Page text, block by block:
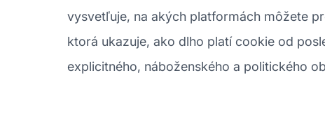
vysvetľuje, na akých platformách môžete
ktorá ukazuje, ako dlho platí cookie od
explicitného, náboženského a politického